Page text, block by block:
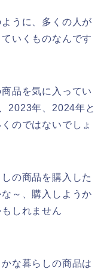
うに、多くの人が
いくものなんです
品を気に入ってい
2023年、2024年と
のではないでしょ
の商品を購入した
～、購入しようか
しれません
な暮らしの商品は